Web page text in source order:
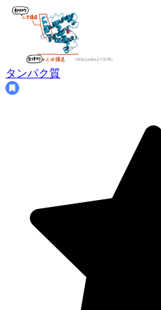
タンパク質